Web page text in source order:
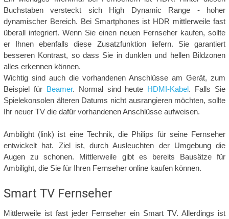
Buchstaben versteckt sich High Dynamic Range - hoher
dynamischer Bereich. Bei Smartphones ist HDR mittlerweile fast
überall integriert. Wenn Sie einen neuen Fernseher kaufen, sollte
er Ihnen ebenfalls diese Zusatzfunktion liefern. Sie garantiert
besseren Kontrast, so dass Sie in dunklen und hellen Bildzonen
alles erkennen können.
Wichtig sind auch die vorhandenen Anschlüsse am Gerät, zum
Beispiel für Beamer. Normal sind heute HDMI-Kabel. Falls Sie
Spielekonsolen älteren Datums nicht ausrangieren möchten, sollte
Ihr neuer TV die dafür vorhandenen Anschlüsse aufweisen.
Ambilight (link) ist eine Technik, die Philips für seine Fernseher
entwickelt hat. Ziel ist, durch Ausleuchten der Umgebung die
Augen zu schonen. Mittlerweile gibt es bereits Bausätze für
Ambilight, die Sie für Ihren Fernseher online kaufen können.
Smart TV Fernseher
Mittlerweile ist fast jeder Fernseher ein Smart TV. Allerdings ist